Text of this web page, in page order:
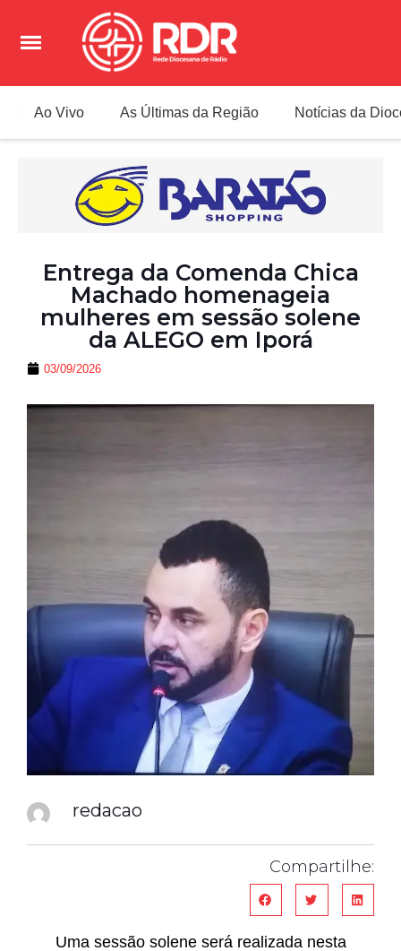
Ao Vivo As Últimas da Região Notícias da
Entrega da Comenda Chica
Machado homenageia
mulheres em sessão solene
da ALEGO em Iporá
03/09/2026
redacao
Compartilhe:
Uma sessão solene será realizada nesta